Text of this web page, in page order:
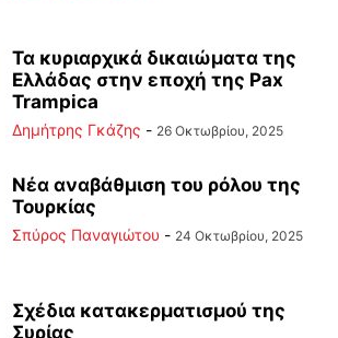
Τα κυριαρχικά δικαιώματα της
Ελλάδας στην εποχή της Pax
Trampica
Δημήτρης Γκάζης - 26 Οκτωβρίου, 2025
Νέα αναβάθμιση του ρόλου της
Τουρκίας
Σπύρος Παναγιώτου - 24 Οκτωβρίου, 2025
Σχέδια κατακερματισμού της
Συρίας